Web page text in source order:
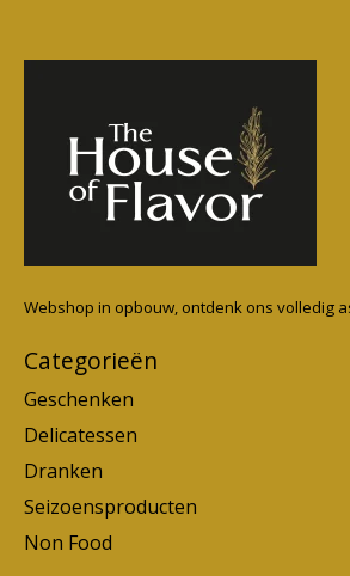
Webshop in opbouw, ontdenk ons volledig
Categorieën
Geschenken
Delicatessen
Dranken
Seizoensproducten
Non Food